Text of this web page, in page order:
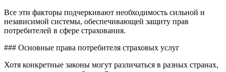
Все эти факторы подчеркивают необходимость сильной и
независимой системы, обеспечивающей защиту прав
потребителей в сфере страхования.
### Основные права потребителя страховых услуг
Хотя конкретные законы могут различаться в разных странах,